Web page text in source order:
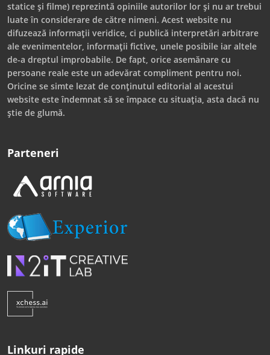
statice și filme) reprezintă opiniile autorilor lor și nu ar trebui
luate în considerare de către nimeni. Acest website nu
difuzează informații veridice, ci publică interpretări arbitrare
ale evenimentelor, informații fictive, unele posibile iar altele
de-a dreptul improbabile. De fapt, orice asemănare cu
persoane reale este un adevărat compliment pentru noi.
Oricine se simte lezat de conținutul editorial al acestui
website este îndemnat să se împace cu situația, asta dacă nu
știe de glumă.
Parteneri
Linkuri rapide